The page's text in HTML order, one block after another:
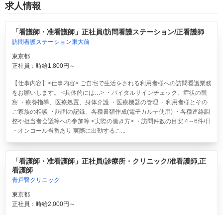
求人情報
「看護師・准看護師」正社員/訪問看護ステーション/正看護師
訪問看護ステーション東大前
東京都
正社員：時給1,800円～
【仕事内容】<仕事内容> ご自宅で生活をされる利用者様への訪問看護業務
をお願いします。 <具体的には…> ・バイタルサインチェック、症状の観
察 ・療養指導、医療処置、身体介護 ・医療機器の管理 ・利用者様とその
ご家族の相談 ・訪問の記録、各種書類作成(電子カルテ使用) ・各種連絡調
整や担当者会議等への参加等 <実際の働き方> ・訪問件数の目安:4～6件/日
・オンコール当番あり 実際に出動するこ...
「看護師・准看護師」正社員/診療所・クリニック/准看護師,正
看護師
青戸腎クリニック
東京都
正社員：時給2,000円～